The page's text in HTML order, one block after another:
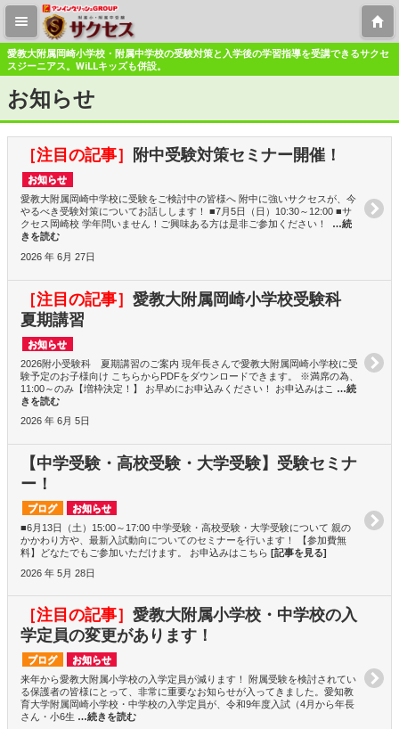
愛教大附属岡崎小学校・附属中学校の受験対策と入学後の学習指導を受講できるサクセ
スジーニアス。WiLLキッズも併設。
お知らせ
［注目の記事］ 附中受験対策セミナー開催！
お知らせ
愛教大附属岡崎中学校に受験をご検討中の皆様へ 附中に強いサクセスが、今
やるべき受験対策についてお話しします！ ■7月5日（日）10:30～12:00 ■サ
クセス岡崎校 学年問いません！ご興味ある方は是非ご参加ください！ …続
きを読む
2026 年 6月 27日
［注目の記事］ 愛教大附属岡崎小学校受験科
夏期講習
お知らせ
2026附小受験科 夏期講習のご案内 現年長さんで愛教大附属岡崎小学校に受
験予定のお子様向け こちらからPDFをダウンロードできます。 ※満席の為、
11:00～のみ【増枠決定！】 お早めにお申込みください！ お申込みはこ …続
きを読む
2026 年 6月 5日
【中学受験・高校受験・大学受験】受験セミナ
ー！
ブログ
お知らせ
■6月13日（土）15:00～17:00 中学受験・高校受験・大学受験について 親の
かかわり方や、最新入試動向についてのセミナーを行います！ 【参加費無
料】どなたでもご参加いただけます。 お申込みはこちら [記事を見る]
2026 年 5月 28日
［注目の記事］ 愛教大附属小学校・中学校の入
学定員の変更があります！
ブログ
お知らせ
来年から愛教大附属小学校の入学定員が減ります！ 附属受験を検討されてい
る保護者の皆様にとって、非常に重要なお知らせが入ってきました。愛知教
育大学附属岡崎小学校・中学校の入学定員が、令和9年度入試（4月から年長
さん・小6生 …続きを読む